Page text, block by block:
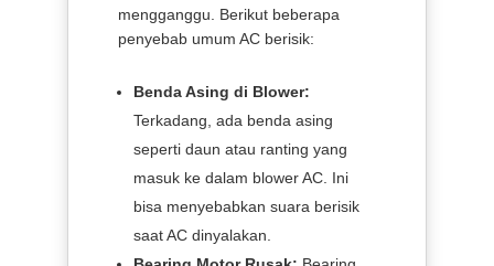
mengganggu. Berikut beberapa
penyebab umum AC berisik:
Benda Asing di Blower:
Terkadang, ada benda asing
seperti daun atau ranting yang
masuk ke dalam blower AC. Ini
bisa menyebabkan suara berisik
saat AC dinyalakan.